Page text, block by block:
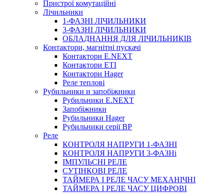
Пристрої комутаційні
Лічильники
1-ФАЗНІ ЛІЧИЛЬНИКИ
3-ФАЗНІ ЛІЧИЛЬНИКИ
ОБЛАДНАННЯ ДЛЯ ЛІЧИЛЬНИКІВ
Контактори, магнітні пускачі
Контактори E.NEXT
Контактори ETI
Контактори Hager
Реле теплові
Рубильники и запобіжники
Рубильники E.NEXT
Запобіжники
Рубильники Hager
Рубильники серії ВР
Реле
КОНТРОЛЯ НАПРУГИ 1-ФАЗНІ
КОНТРОЛЯ НАПРУГИ 3-ФАЗНі
ІМПУЛЬСНІ РЕЛЕ
СУТІНКОВІ РЕЛЕ
ТАЙМЕРА І РЕЛЕ ЧАСУ МЕХАНІЧНІ
ТАЙМЕРА І РЕЛЕ ЧАСУ ЦИФРОВІ